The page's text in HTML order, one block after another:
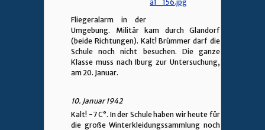
Fliegeralarm in der
Umgebung. Militär kam durch Glandorf
(beide Richtungen). Kalt! Brümmer darf die
Schule noch nicht besuchen. Die ganze
Klasse muss nach Iburg zur Untersuchung,
am 20. Januar.
10. Januar 1942
Kalt! -7 C°. In der Schule haben wir heute für
die große Winterkleidungssammlung noch